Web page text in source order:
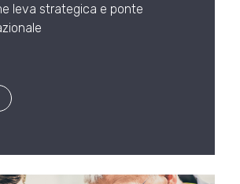
leva strategica e ponte